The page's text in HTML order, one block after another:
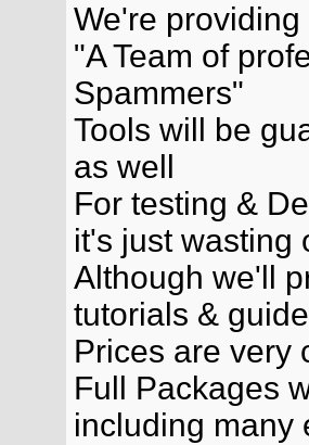
We're
"A Team of
Spammers"
Tools will be
as well
For testing &
it's just wasting
Although we'll
tutorials &
Prices are very
Full Packages
including many